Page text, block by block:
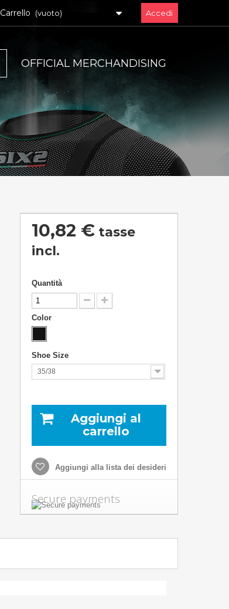
Accedi
Carrello (vuoto)
OFFICIAL MERCHANDISING
10,82 €tasse
incl.
Quantità
Color
Shoe Size
35/38
Aggiungi al
carrello
Aggiungi alla lista dei desideri
Secure payments